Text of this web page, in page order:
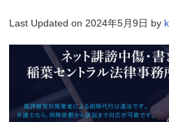
Last Updated on 2024年5月9日 by